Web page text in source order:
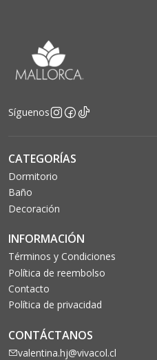
Síguenos
CATEGORÍAS
Dormitorio
Baño
Decoración
INFORMACIÓN
Términos y Condiciones
Política de reembolso
Contacto
Política de privacidad
CONTÁCTANOS
valentina.hj@vivacol.cl